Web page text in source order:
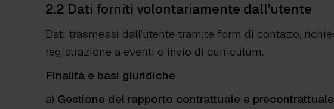
2.2 Dati forniti volontariamente dall’utente
Dati trasmessi dall’utente tramite form di contatto,
registrazione a eventi o invio di curriculum.
Finalità e basi giuridiche
a) Gestione del rapporto contrattuale e precontrattuale